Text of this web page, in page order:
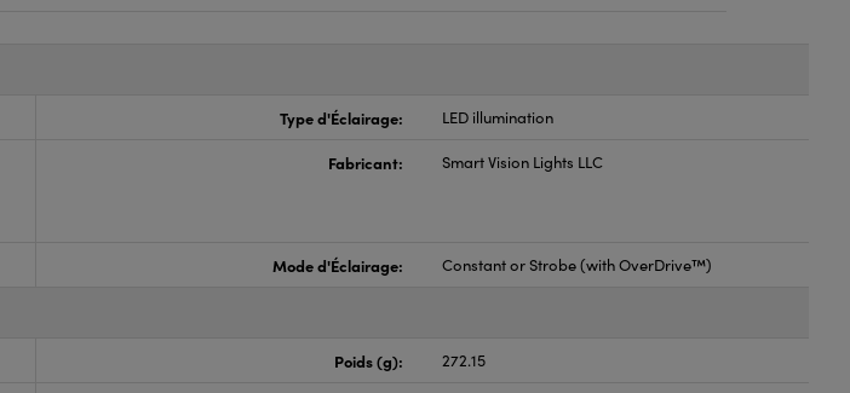
Type d'Éclairage: LED illumination
Fabricant: Smart Vision Lights LLC
Mode d'Éclairage: Constant or Strobe (with OverDrive™)
Poids (g): 272.15